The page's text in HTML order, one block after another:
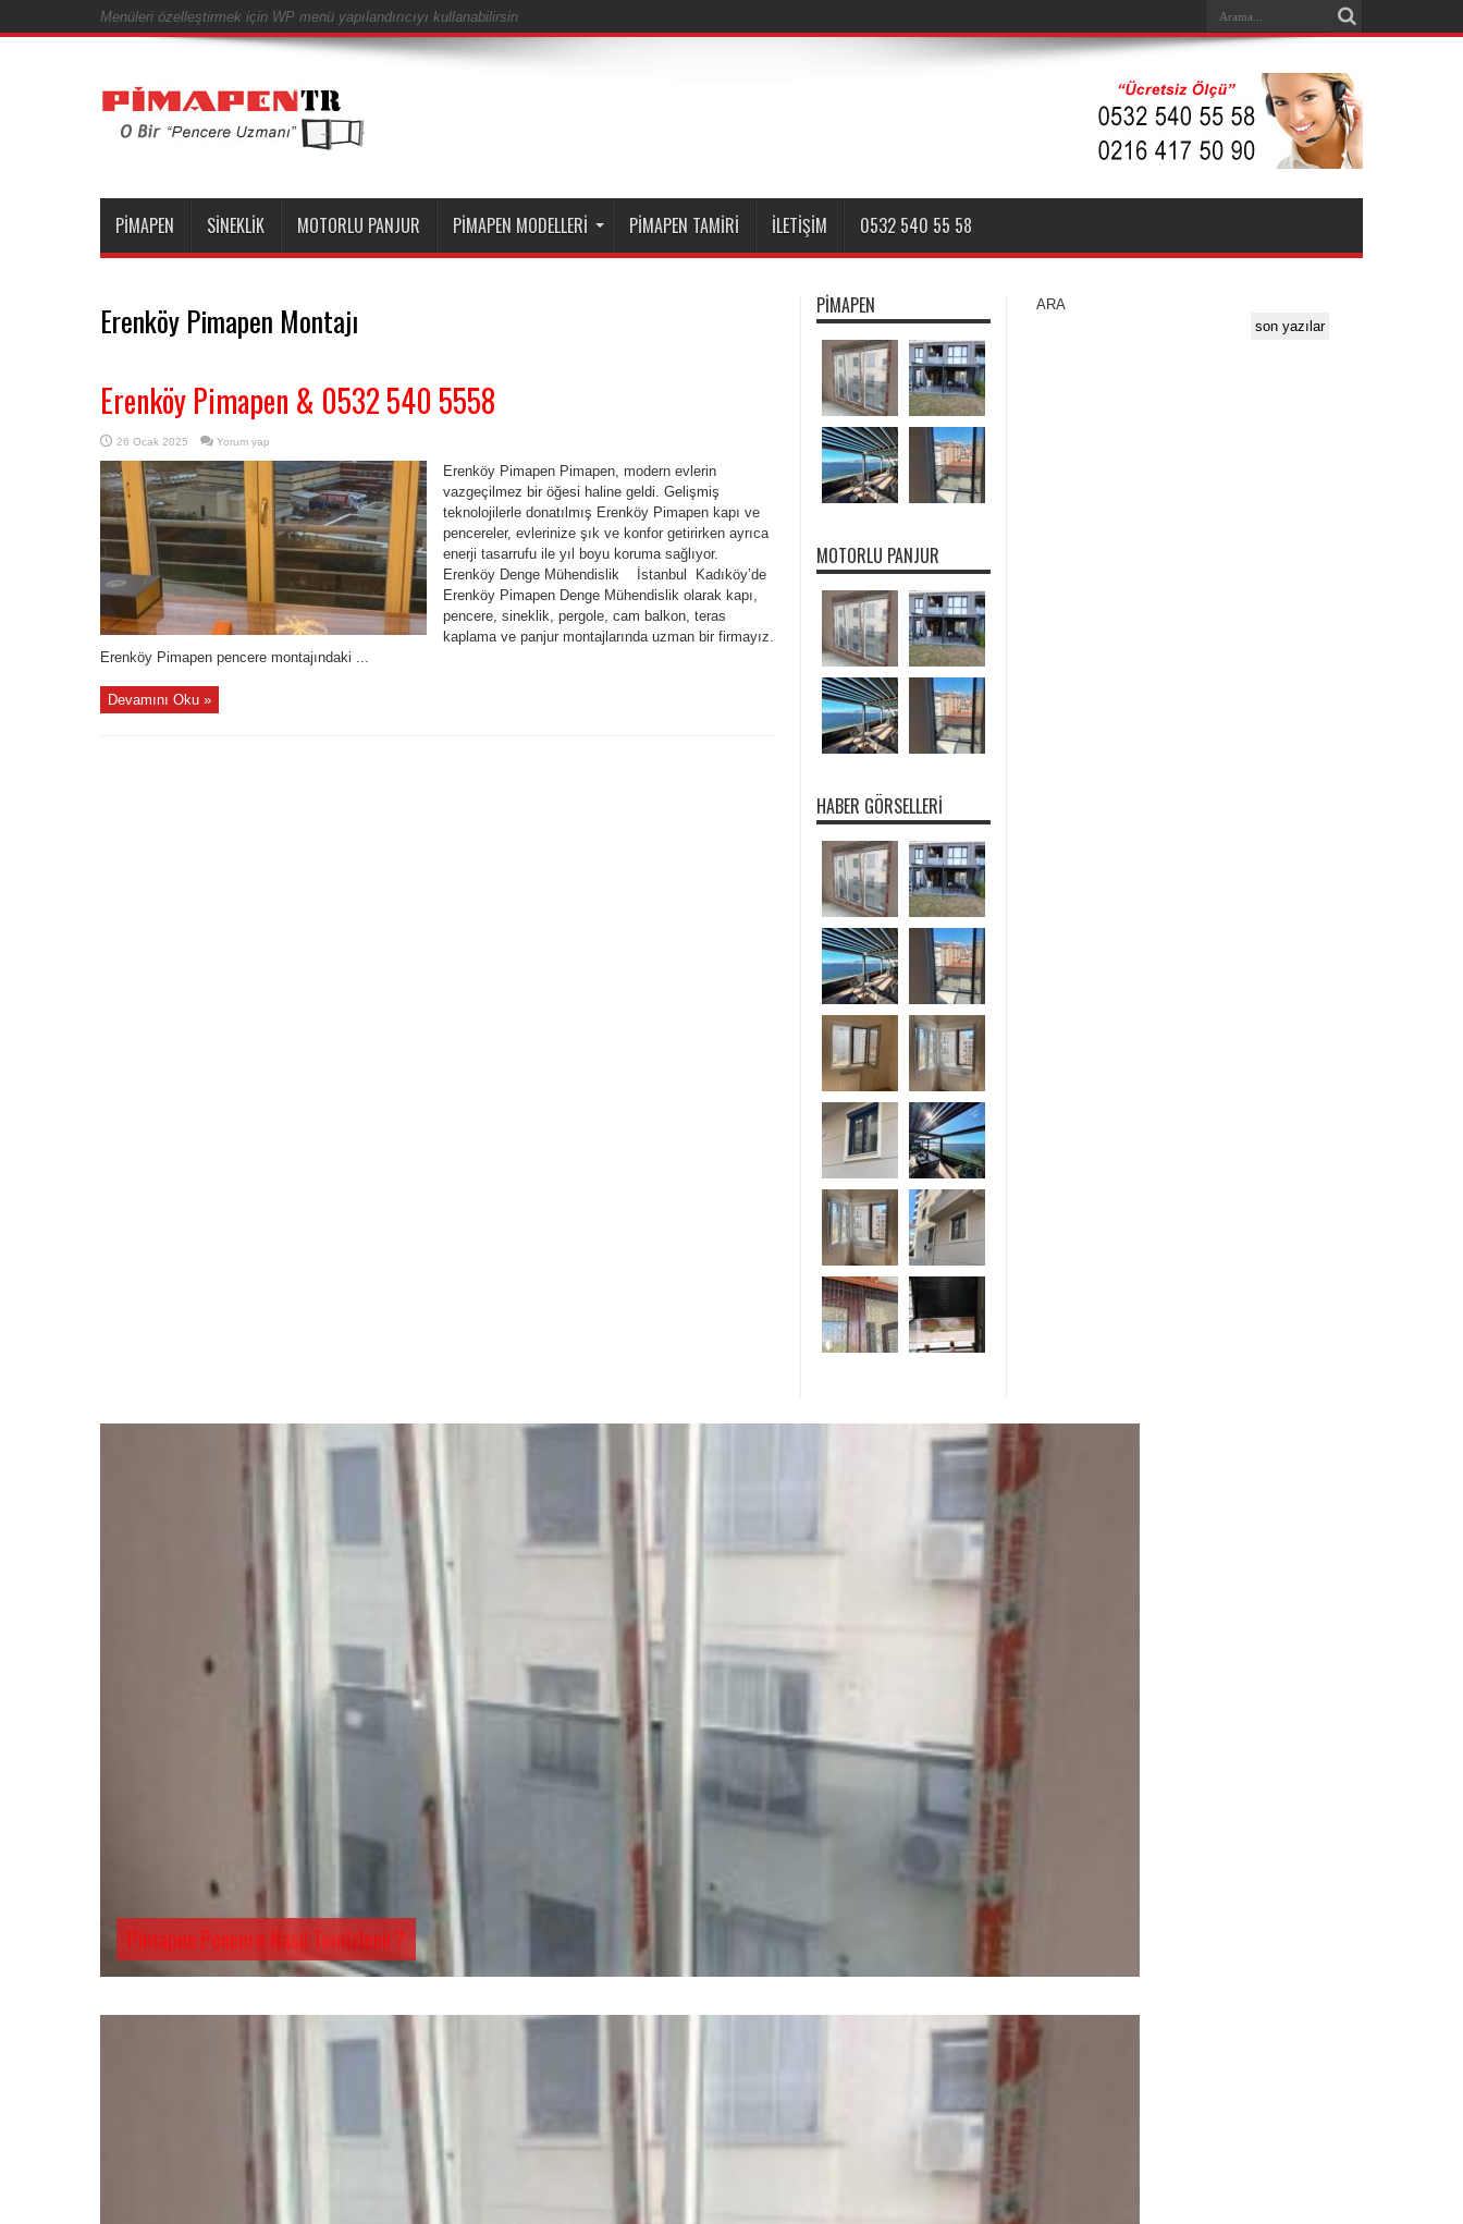
Menüleri özelleştirmek için WP menü yapılandırıcıyı kullanabilirsin
PIMAPEN SINEKLIK MOTORLU PANJUR PIMAPEN MODELLERI PIMAPEN TAMIRI İLETIŞIM 0532 540 55 58
Erenköy Pimapen Montajı
Erenköy Pimapen & 0532 540 5558
26 Ocak 2025 Yorum yap
Erenköy Pimapen Pimapen, modern evlerin
vazgeçilmez bir öğesi haline geldi. Gelişmiş
teknolojilerle donatılmış Erenköy Pimapen kapı ve
pencereler, evlerinize şık ve konfor getirirken ayrıca
enerji tasarrufu ile yıl boyu koruma sağlıyor.
Erenköy Denge Mühendislik İstanbul Kadıköy’de
Erenköy Pimapen Denge Mühendislik olarak kapı,
pencere, sineklik, pergole, cam balkon, teras
kaplama ve panjur montajlarında uzman bir firmayız.
Erenköy Pimapen pencere montajındaki ...
Devamını Oku »
PIMAPEN
MOTORLU PANJUR
HABER GÖRSELLERI
ARA
son yazılar
Pimapen Pencere Nasıl Temizlenir?